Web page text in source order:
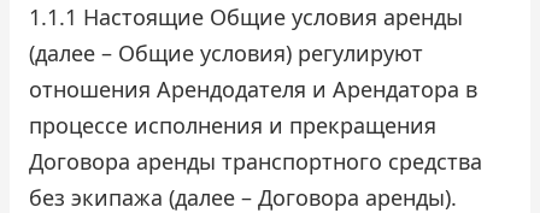
Аренда для юридических лиц
Контакты
Обратный звонок
1.1.1 Настоящие Общие условия аренды
(далее – Общие условия) регулируют
отношения Арендодателя и Арендатора в
процессе исполнения и прекращения
Договора аренды транспортного средства
без экипажа (далее – Договора аренды).